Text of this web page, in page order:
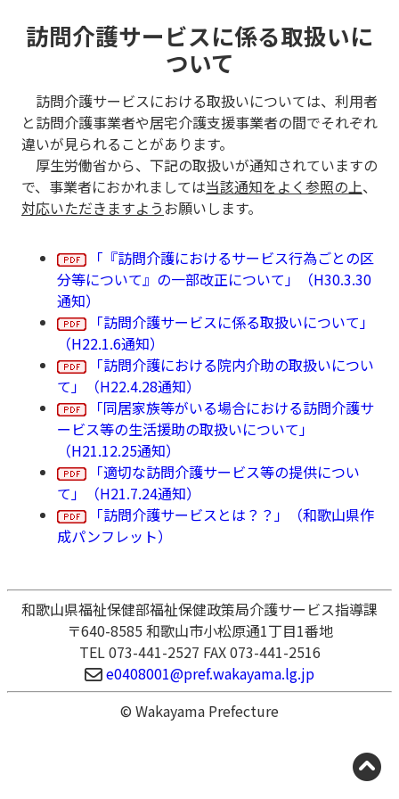
訪問介護サービスに係る取扱いに
ついて
訪問介護サービスにおける取扱いについては、利用者
と訪問介護事業者や居宅介護支援事業者の間でそれぞれ
違いが見られることがあります。
厚生労働省から、下記の取扱いが通知されていますの
で、事業者におかれましては当該通知をよく参照の上、
対応いただきますようお願いします。
「『訪問介護におけるサービス行為ごとの区
分等について』の一部改正について」（H30.3.30
通知）
「訪問介護サービスに係る取扱いについて」
（H22.1.6通知）
「訪問介護における院内介助の取扱いについ
て」（H22.4.28通知）
「同居家族等がいる場合における訪問介護サ
ービス等の生活援助の取扱いについて」
（H21.12.25通知）
「適切な訪問介護サービス等の提供につい
て」（H21.7.24通知）
「訪問介護サービスとは？？」（和歌山県作
成パンフレット）
和歌山県福祉保健部福祉保健政策局介護サービス指導課
〒640-8585 和歌山市小松原通1丁目1番地
TEL 073-441-2527 FAX 073-441-2516
e0408001@pref.wakayama.lg.jp
© Wakayama Prefecture